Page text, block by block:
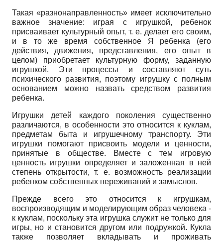
Такая «разнонаправленность» имеет исключительно
важное значение: играя с игрушкой, ребенок
присваивает культурный опыт, т. е. делает его своим,
и в то же время собственное Я ребенка (его
действия, движения, представления, его опыт в
целом) приобретает культурную форму, заданную
игрушкой. Эти процессы и составляют суть
психического развития, поэтому игрушку с полным
основанием можно назвать средством развития
ребенка.
Игрушки детей каждого поколения существенно
различаются, в особенности это относится к куклам,
предметам быта и игрушечному транспорту. Эти
игрушки помогают присвоить модели и ценности,
принятые в обществе. Вместе с тем игровую
ценность игрушки определяет и заложенная в ней
степень открытости, т. е. возможность реализации
ребенком собственных переживаний и замыслов.
Прежде всего это относится к игрушкам,
воспроизводящим и моделирующим образ человека -
к куклам, поскольку эта игрушка служит не только для
игры, но и становится другом или подружкой. Кукла
также позволяет вкладывать и проживать